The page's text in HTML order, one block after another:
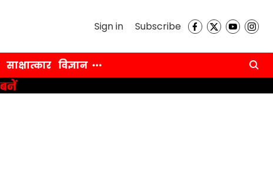
Sign in Subscribe
साक्षात्कार विज्ञान